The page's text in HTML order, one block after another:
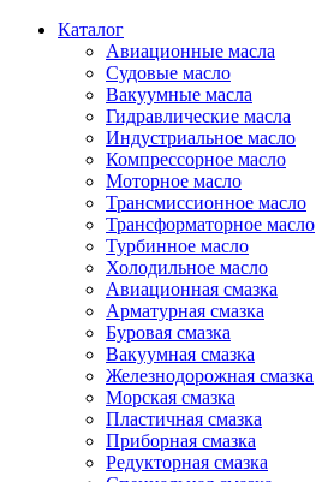
Каталог
Авиационные масла
Судовые масло
Вакуумные масла
Гидравлические масла
Индустриальное масло
Компрессорное масло
Моторное масло
Трансмиссионное масло
Трансформаторное масло
Турбинное масло
Холодильное масло
Авиационная смазка
Арматурная смазка
Буровая смазка
Вакуумная смазка
Железнодорожная смазка
Морская смазка
Пластичная смазка
Приборная смазка
Редукторная смазка